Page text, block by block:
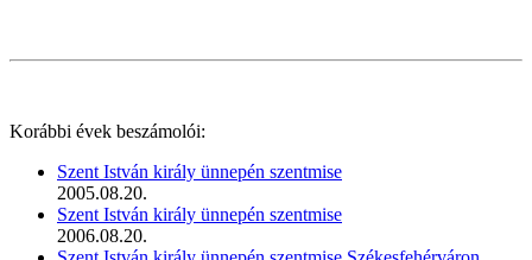
Korábbi évek beszámolói:
Szent István király ünnepén szentmise
2005.08.20.
Szent István király ünnepén szentmise
2006.08.20.